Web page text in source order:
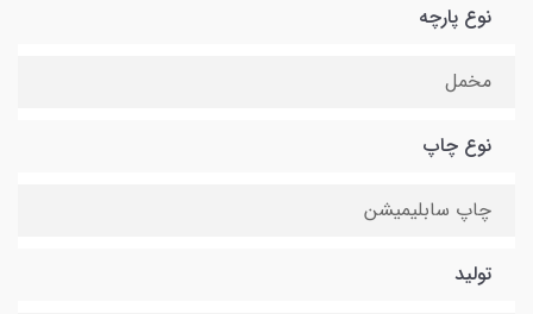
نوع پارچه
مخمل
نوع چاپ
چاپ سابلیمیشن
تولید